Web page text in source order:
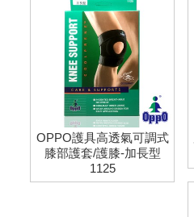
OPPO護具高透氣可調式
膝部護套/護膝-加長型
1125